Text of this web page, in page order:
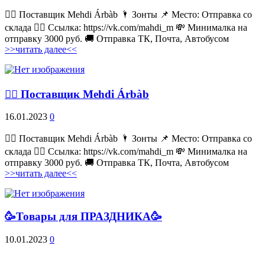
💁‍♂ Поставщик Mehdi Árbàb 🌂 Зонты 📌 Место: Отправка со
склада 👉🏻 Ссылка: https://vk.com/mahdi_m 💸 Минималка на
отправку 3000 руб. 🚚 Отправка ТК, Почта, Автобусом
>>читать далее<<
💁‍♂ Поставщик Mehdi Árbàb
16.01.2023 0
💁‍♂ Поставщик Mehdi Árbàb 🌂 Зонты 📌 Место: Отправка со
склада 👉🏻 Ссылка: https://vk.com/mahdi_m 💸 Минималка на
отправку 3000 руб. 🚚 Отправка ТК, Почта, Автобусом
>>читать далее<<
🥳Товары для ПРАЗДНИКА🥳
10.01.2023 0